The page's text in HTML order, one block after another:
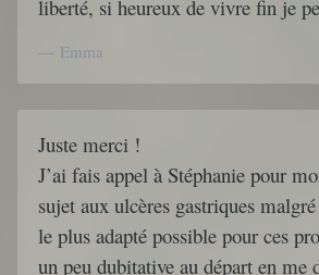
liberté, si heureux de vivre fin je
Emma
Juste merci !
J’ai fais appel à Stéphanie pour
sujet aux ulcères gastriques
le plus adapté possible pour ces
un peu dubitative au départ en me